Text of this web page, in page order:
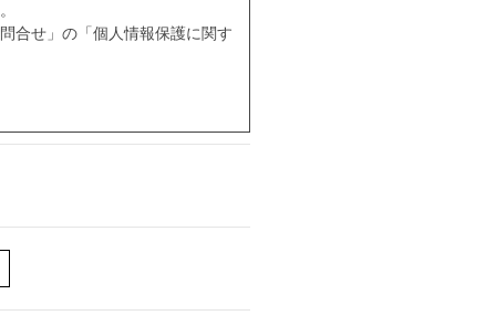
合せ」の「個人情報保護に関す